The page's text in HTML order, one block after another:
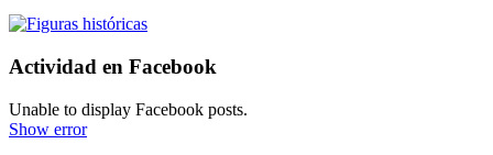
Actividad en Facebook
Unable to display Facebook posts.
Show error